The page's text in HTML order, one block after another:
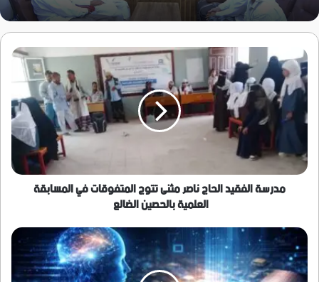
مدرسة
الفقيد
الحاج
ناصر
مثنى
تتوجالمتفوقاتفي
المسابقة
العلمية
بالحصين
مدرسة الفقيد الحاج ناصر مثنى تتوج المتفوقات في المسابقة
العلمية بالحصين الضالع
مصنع
ماسك
الخيالي